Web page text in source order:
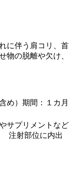
に伴う肩コリ、首
物の脱離や欠け、
め）期間：１カ月
サプリメントなど
射部位に内出